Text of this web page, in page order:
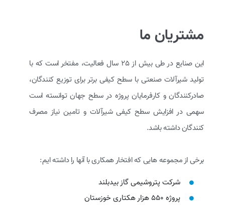
مشتریان ما
این صنایع در طی بیش از 25 سال فعالیت، مفتخر است که با
تولید شیرآلات صنعتی با سطح کیفی برتر برای توزیع کنندگان،
صادرکنندگان و کارفرمایان پروژه در سطح جهان توانسته است
سهمی در افزایش سطح کیفی شیرآلات و تامین نیاز مصرف
کنندگان داشته باشد.
برخی از مجموعه هایی که افتخار همکاری با آنها را داشته ایم:
شرکت پتروشیمی گاز بیدبلند
پروژه 550 هزار هکتاری خوزستان